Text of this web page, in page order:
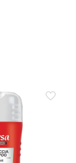
e alla luce.
si assorbe
punta
più adatta;
davvero la
e morbidezza
non